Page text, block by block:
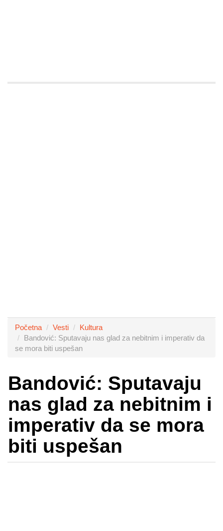
Početna Vesti
Kultura
Bandović: Sputavaju nas glad za nebitnim i imperativ da
se mora biti uspešan
Bandović: Sputavaju
nas glad za nebitnim i
imperativ da se mora
biti uspešan